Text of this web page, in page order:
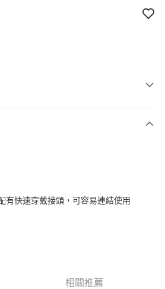
有快速穿戴接頭，可容易連結使用
相關推薦